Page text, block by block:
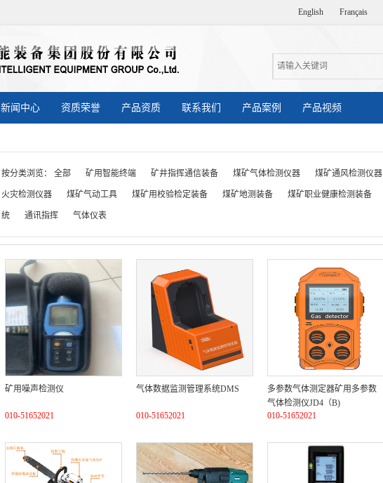
English Français
新闻中心 资质荣誉 产品资质 联系我们 产品案例 产品视频
按分类浏览： 全部 矿用智能终端 矿井指挥通信装备 煤矿气体检测仪器 煤矿通风检测仪器
火灾检测仪器 煤矿气动工具 煤矿用校验检定装备 煤矿地测装备 煤矿职业健康检测装备
统 通讯指挥 气体仪表
矿用噪声检测仪
010-51652021
气体数据监测管理系统DMS
010-51652021
多参数气体测定器矿用多参数
气体检测仪JD4（B)
010-51652021